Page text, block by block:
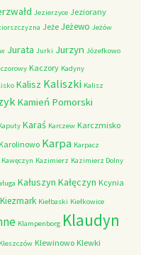
Jezierzyce Jeziorany
Jeże Jeżewo Jeżów
Jurata Jurki Jurzyn Józefkowo
Kaczory Kadyny
Kalisz Kaliszki Kalisz
Kamień Pomorski
Karaś Karczew Karczmisko
Karpa Karpacz
Kawęczyn Kazimierz Kazimierz Dolny
Kałuszyn Kałęczyn Kcynia
Kiezmark Kiełbaski Kiełkowice
Klampenborg Klaudyn
Kleszczów Klewinowo Klewki